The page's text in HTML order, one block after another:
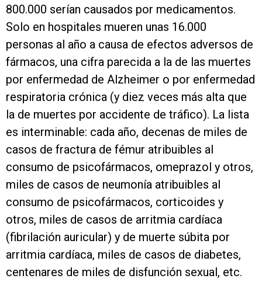
800.000 serían causados por medicamentos.
Solo en hospitales mueren unas 16.000
personas al año a causa de efectos adversos de
fármacos, una cifra parecida a la de las muertes
por enfermedad de Alzheimer o por enfermedad
respiratoria crónica (y diez veces más alta que
la de muertes por accidente de tráfico). La lista
es interminable: cada año, decenas de miles de
casos de fractura de fémur atribuibles al
consumo de psicofármacos, omeprazol y otros,
miles de casos de neumonía atribuibles al
consumo de psicofármacos, corticoides y
otros, miles de casos de arritmia cardíaca
(fibrilación auricular) y de muerte súbita por
arritmia cardíaca, miles de casos de diabetes,
centenares de miles de disfunción sexual, etc.